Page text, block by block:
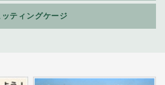
ッティングケージ